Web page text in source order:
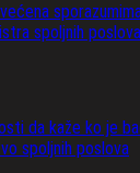
spoljnih poslova
da kaže ko je
spoljnih poslova